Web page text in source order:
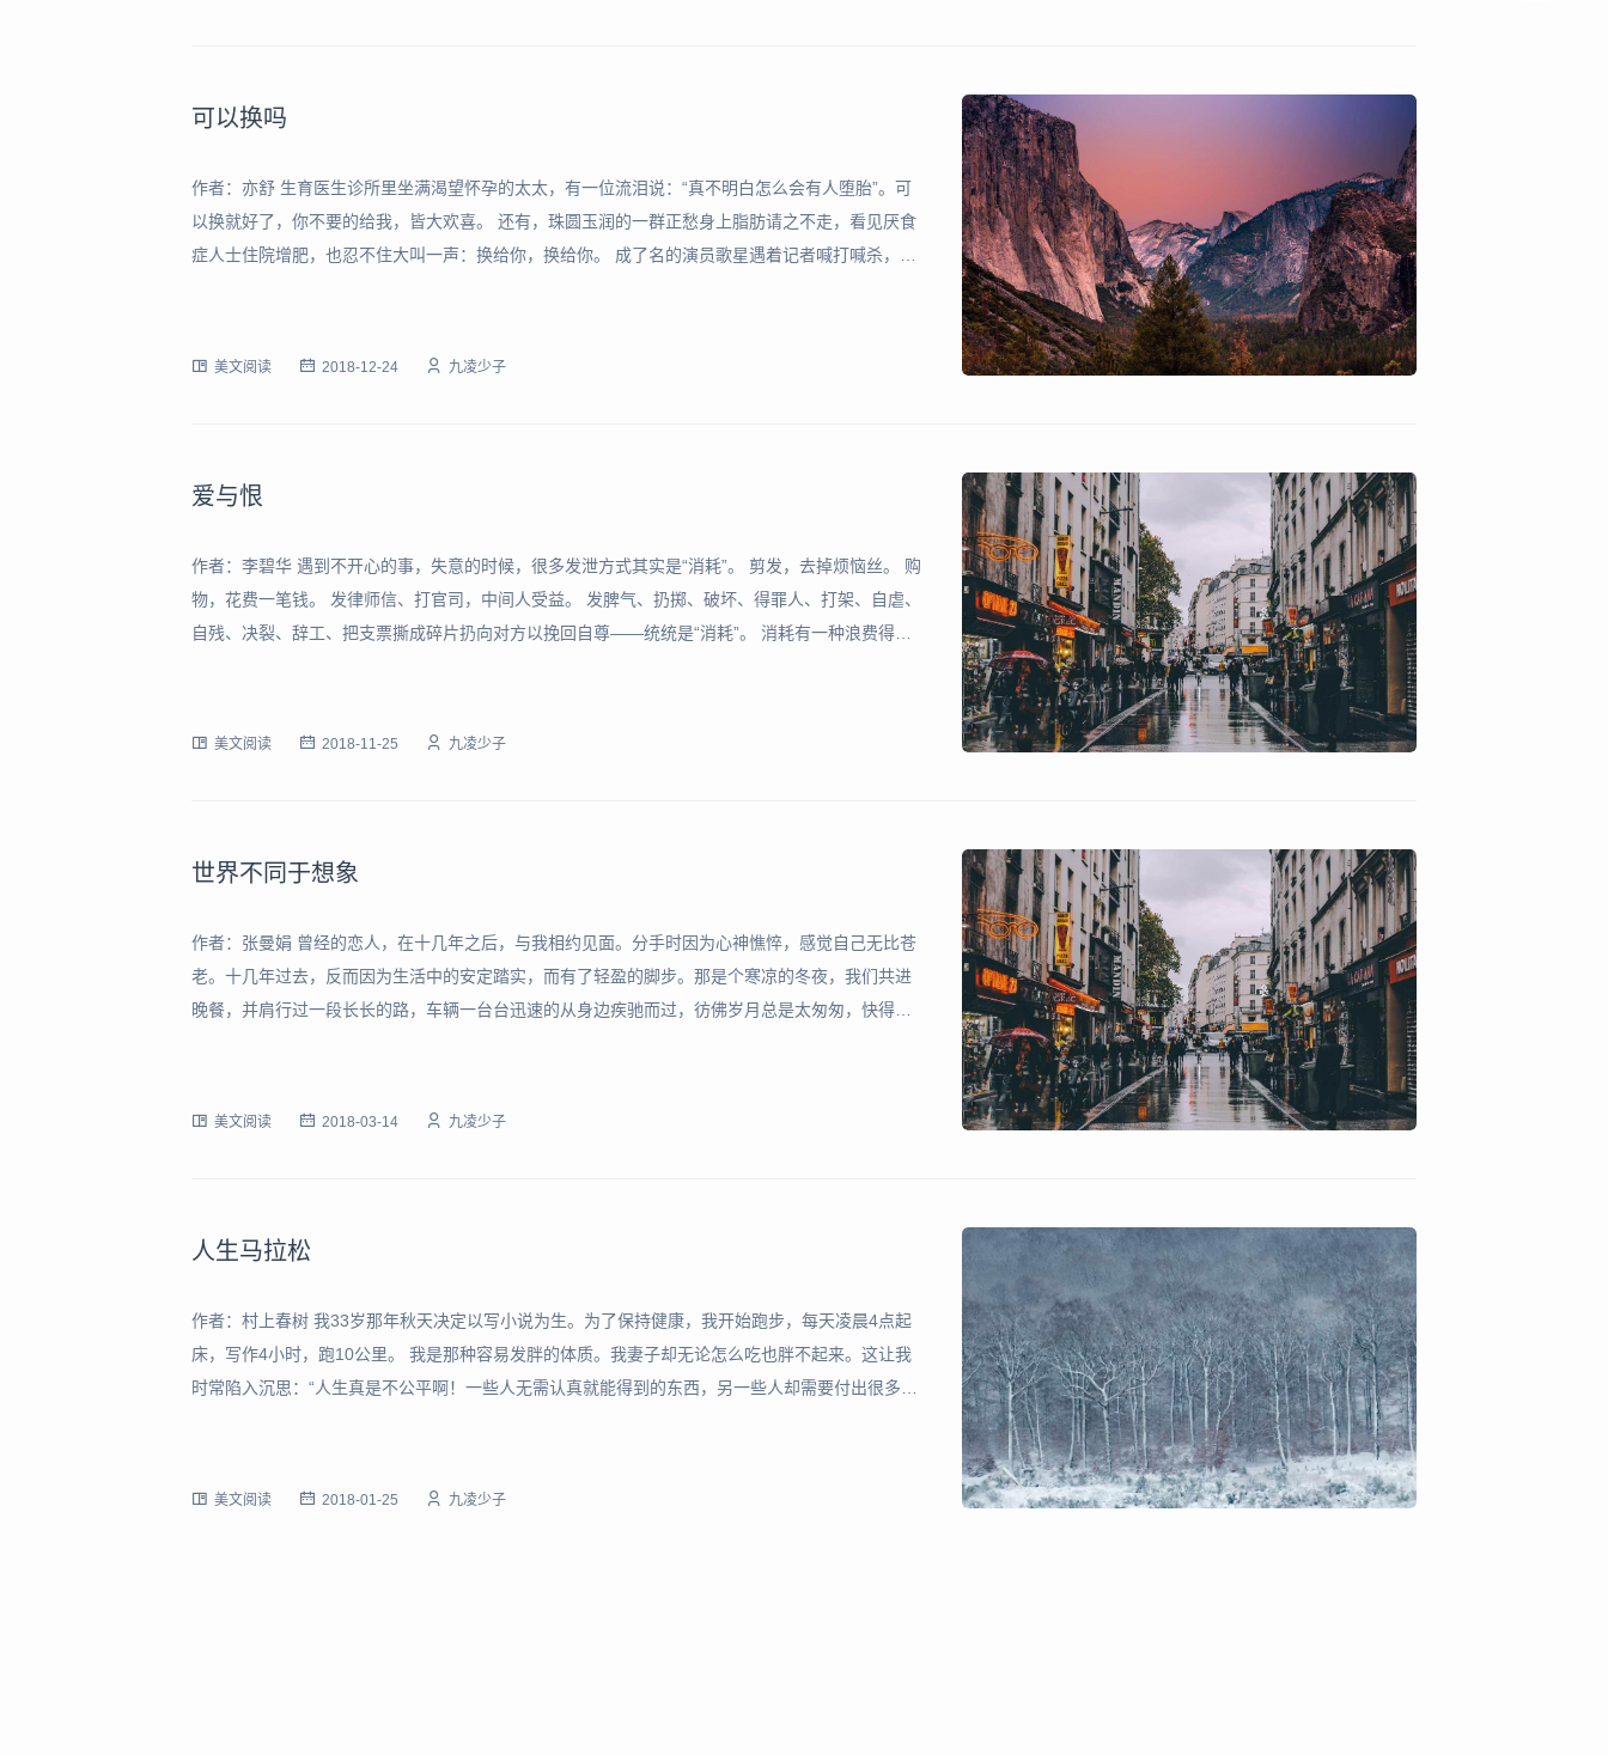
可以换吗
作者：亦舒 生育医生诊所里坐满渴望怀孕的太太，有一位流泪说：“真不明白怎么会有人堕胎”。可
以换就好了，你不要的给我，皆大欢喜。 还有，珠圆玉润的一群正愁身上脂肪请之不走，看见厌食
症人士住院增肥，也忍不住大叫一声：换给你，换给你。 成了名的演员歌星遇着记者喊打喊杀，厌
美文阅读 2018-12-24 九凌少子
爱与恨
作者：李碧华 遇到不开心的事，失意的时候，很多发泄方式其实是“消耗”。 剪发，去掉烦恼丝。 购
物，花费一笔钱。 发律师信、打官司，中间人受益。 发脾气、扔掷、破坏、得罪人、打架、自虐、
自残、决裂、辞工、把支票撕成碎片扔向对方以挽回自尊——统统是“消耗”。 消耗有一种浪费得起
美文阅读 2018-11-25 九凌少子
世界不同于想象
作者：张曼娟 曾经的恋人，在十几年之后，与我相约见面。分手时因为心神憔悴，感觉自己无比苍
老。十几年过去，反而因为生活中的安定踏实，而有了轻盈的脚步。那是个寒凉的冬夜，我们共进
晚餐，并肩行过一段长长的路，车辆一台台迅速的从身边疾驰而过，彷佛岁月总是太匆匆，快得像
美文阅读 2018-03-14 九凌少子
人生马拉松
作者：村上春树 我33岁那年秋天决定以写小说为生。为了保持健康，我开始跑步，每天凌晨4点起
床，写作4小时，跑10公里。 我是那种容易发胖的体质。我妻子却无论怎么吃也胖不起来。这让我
时常陷入沉思：“人生真是不公平啊！一些人无需认真就能得到的东西，另一些人却需要付出很多才
美文阅读 2018-01-25 九凌少子